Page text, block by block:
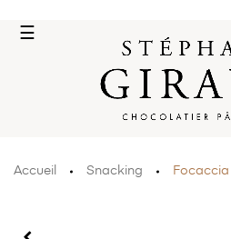
Basculer
navigation
☰
Accueil Snacking